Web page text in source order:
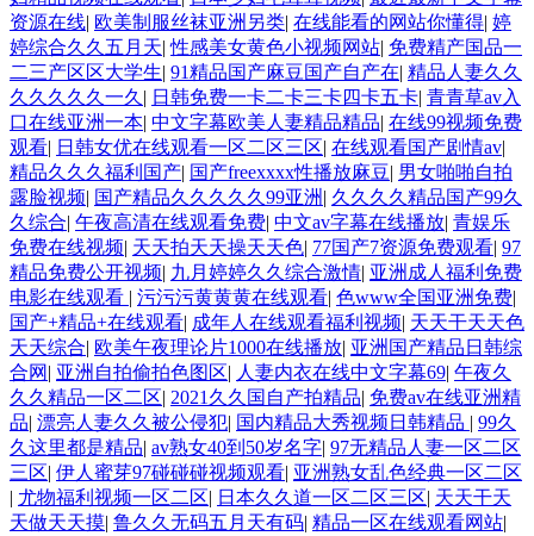
资源在线| 欧美制服丝袜亚洲另类| 在线能看的网站你懂得| 婷
婷综合久久五月天|性感美女黄色小视频网站| 免费精产国品一
二三产区区大学生| 91精品国产麻豆国产自产在| 精品人妻久久
久久久久久一久 | 日韩免费一卡二卡三卡四卡五卡| 青青草av入
口在线亚洲一本| 中文字幕欧美人妻精品精品| 在线99视频免费
观看| 日韩女优在线观看一区二区三区| 在线观看国产剧情av|
精品久久久福利国产| 国产freexxxx性播放麻豆| 男女啪啪自拍
露脸视频| 国产精品久久久久久99亚洲 | 久久久久精品国产99久
久综合| 午夜高清在线观看免费| 中文av字幕在线播放| 青娱乐
免费在线视频| 天天拍天天操天天色| 77国产7资源免费观看| 97
精品免费公开视频| 九月婷婷久久综合激情| 亚洲成人福利免费
电影在线观看 | 污污污黄黄黄在线观看| 色www全国亚洲免费|
国产+精品+在线观看| 成年人在线观看福利视频| 天天干天天色
天天综合| 欧美午夜理论片1000在线播放| 亚洲国产精品日韩综
合网 | 亚洲自拍偷拍色图区| 人妻内衣在线中文字幕69| 午夜久
久久精品一区二区| 2021久久国自产拍精品| 免费av在线亚洲精
品| 漂亮人妻久久被公侵犯| 国内精品大秀视频日韩精品 | 99久
久这里都是精品| av熟女40到50岁名字| 97无精品人妻一区二区
三区| 伊人蜜芽97碰碰碰视频观看| 亚洲熟女乱色经典一区二区
| 尤物福利视频一区二区| 日本久久道一区二区三区| 天天干天
天做天天摸| 鲁久久无码五月天有码| 精品一区在线观看网站|